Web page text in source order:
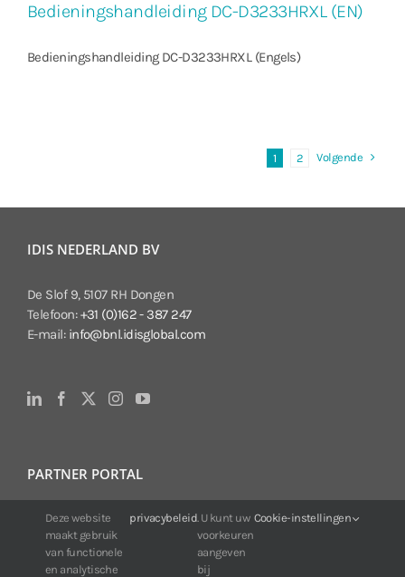
Bedieningshandleiding DC-D3233HRXL (EN)
Bedieningshandleiding DC-D3233HRXL (Engels)
1 2 Volgende
IDIS NEDERLAND BV
De Slof 9, 5107 RH Dongen
Telefoon:+31 (0)162 - 387 247
E-mail: info@bnl.idisglobal.com
PARTNER PORTAL
Voor klanten van IDIS:
24/7 beschikbaarheid, altijd en overal.
Web:https://portal.idisglobal.solutions
Deze website
maakt gebruik
van functionele
en analytische
privacybeleid. U kunt uw
voorkeuren
aangeven
bij
Cookie-instellingen